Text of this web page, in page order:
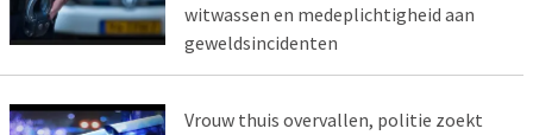
witwassen en medeplichtigheid aan
geweldsincidenten
Vrouw thuis overvallen, politie zoekt